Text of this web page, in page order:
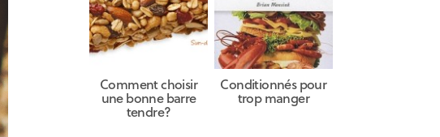
Comment choisir
une bonne barre
tendre?
Conditionnés pour
trop manger